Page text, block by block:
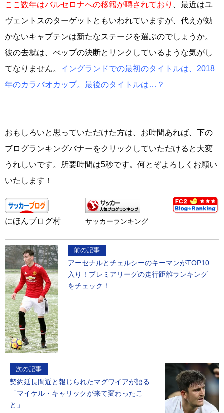
ここ数年はバルセロナへの移籍が噂されており
、最近はユ
ヴェントスのターゲットともいわれていますが、代えが効
かないキャプテンは新たなステージを選ぶのでしょうか。
彼の去就は、ぺップの決断とリンクしているような気がし
てなりません。 イングランドでの最初のタイトルは、2018
年のカラバオカップ。最後のタイトルは…？
おもしろいと思っていただけた方は、お時間あれば、下の
ブログランキングバナーをクリックしていただけると大変
うれしいです。所要時間は5秒です。何とぞよろしくお願い
いたします！
にほんブログ村 サッカーランキング
前の記事
アーセナルとチェルシーのキーマンがTOP10
入り！プレミアリーグの走行距離ランキング
をチェック！
次の記事
契約延長間近と報じられたマグワイアが語る
「マイケル・キャリックが来て変わったこ
と」